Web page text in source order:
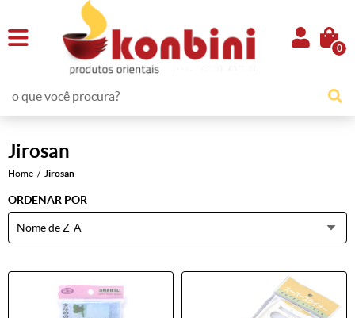
0
Jirosan
Home Jirosan
ORDENAR POR
Nome de Z-A